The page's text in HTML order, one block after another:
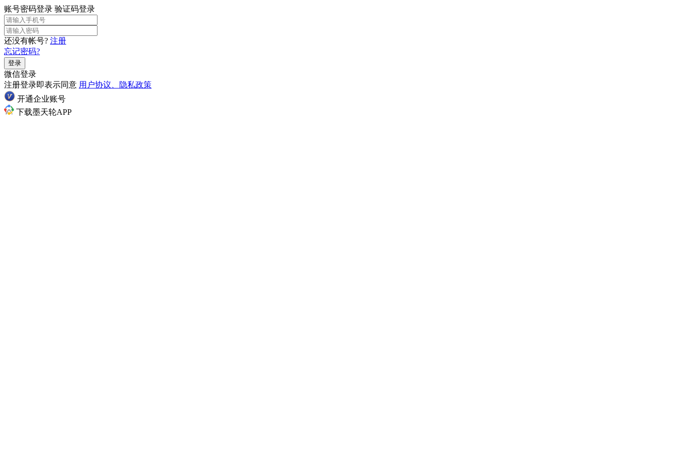
账号密码登录 验证码登录
还没有帐号? 注册
忘记密码?
登录
微信登录
注册登录即表示同意 用户协议、隐私政策
开通企业账号
下载墨天轮APP